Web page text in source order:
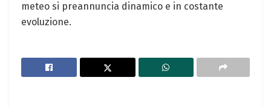
meteo si preannuncia dinamico e in costante
evoluzione.